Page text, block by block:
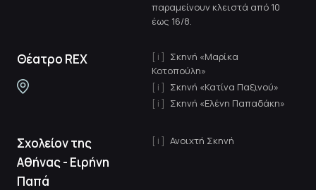
παραμείνουν κλειστά από 10
έως 16/8.
Θέατρο REX
Σκηνή «Μαρίκα
Κοτοπούλη»
Σκηνή «Κατίνα Παξινού»
Σκηνή «Ελένη Παπαδάκη»
Σχολείον της
Αθήνας - Ειρήνη
Παπά
Ανοιχτή Σκηνή